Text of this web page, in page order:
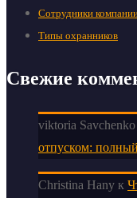
Сотрудники
Типы охранников
Свежие
viktoria Savchenko
отпуском:
Christina Hany к